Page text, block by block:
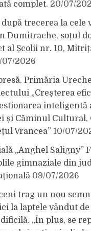
complet. 20/07/
trecerea la cele
Dumitrache, soțul
al Școlii nr. 10,
07/2026
Primăria
„Creșterea
inteligentă
și Căminul Cultural,
Vrancea” 10/07/
„Anghel Saligny”
gimnaziale din
09/07/2026
trag un nou
la laptele vândut
„În plus, se